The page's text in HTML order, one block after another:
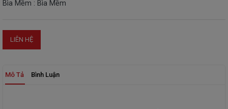
Bìa Mềm : Bìa Mềm
LIÊN HỆ
Mô Tả Bình Luận